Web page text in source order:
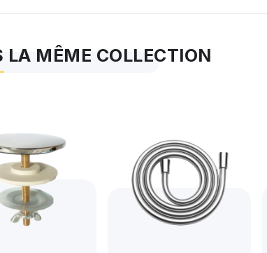
LA MÊME COLLECTION